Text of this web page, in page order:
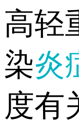
高轻
染炎
度有